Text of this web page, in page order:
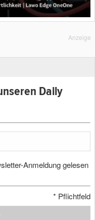
Anzeige
Daily
Anmeldung gelesen
* Pflichtfeld